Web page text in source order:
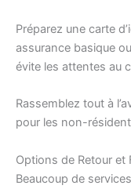
Préparez une carte
assurance basique
évite les attentes au
Rassemblez tout à
pour les non-
Options de Retour et
Beaucoup de